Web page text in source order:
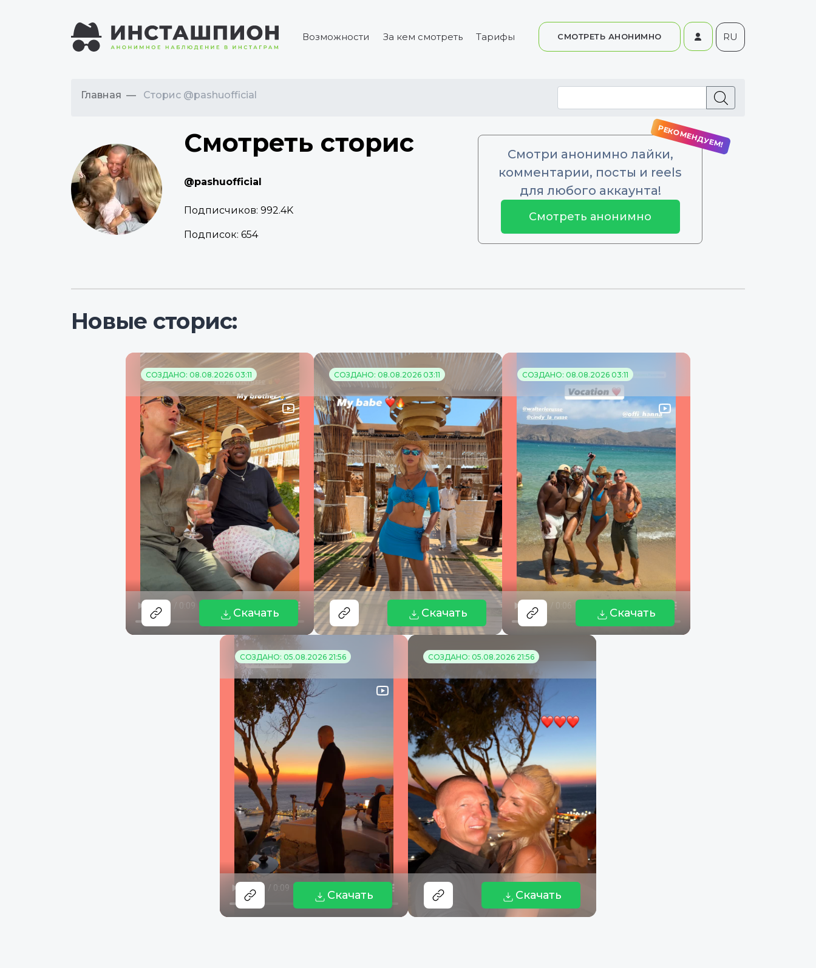
Возможности За кем смотреть Тарифы СМОТРЕТЬ АНОНИМНО RU
Главная Сторис @pashuofficial
Смотреть сторис
@pashuofficial
Подписчиков: 992.4K
Подписок: 654
Смотри анонимно лайки,
комментарии, посты и reels
для любого аккаунта!
Смотреть анонимно
Новые сторис:
СОЗДАНО: 08.08.2026 03:11
Скачать
СОЗДАНО: 08.08.2026 03:11
Скачать
СОЗДАНО: 08.08.2026 03:11
Скачать
СОЗДАНО: 05.08.2026 21:56
Скачать
СОЗДАНО: 05.08.2026 21:56
Скачать